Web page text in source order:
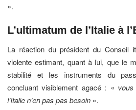
».
L’ultimatum de l’Italie à
La réaction du président du Conseil
violente estimant, quant à lui, que le
stabilité et les instruments du
concluant visiblement agacé : «
l’Italie n’en pas pas besoin ».